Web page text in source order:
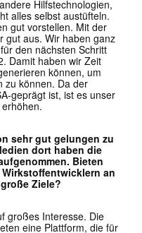
Hilfstechnologien,
alles selbst austüfteln.
gut vorstellen. Mit der
gut aus. Wir haben ganz
den nächsten Schritt
Damit haben wir Zeit
können, um
zu können. Da der
geprägt ist, ist es unser
sehr gut gelungen zu
dort haben die
Bieten
an
Ziele?
großes Interesse. Die
eine Plattform, die für